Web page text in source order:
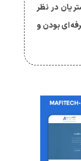
مشتریان در نظر
بودن و